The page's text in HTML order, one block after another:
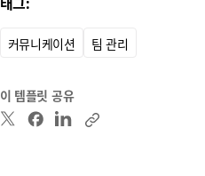
커뮤니케이션 팀 관리
이 템플릿 공유